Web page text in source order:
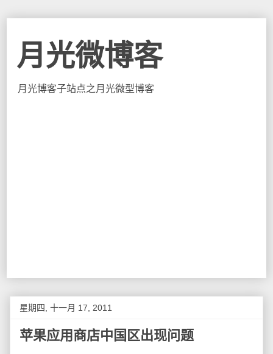
月光微博客
月光博客子站点之月光微型博客
星期四, 十一月 17, 2011
苹果应用商店中国区出现问题